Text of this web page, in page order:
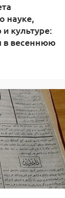
науке,
культуре:
в весеннюю